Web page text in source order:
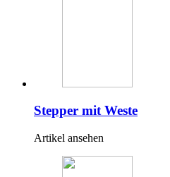
Stepper mit Weste
Artikel ansehen